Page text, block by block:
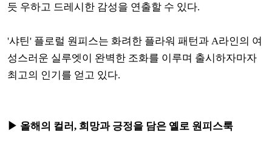
듯 우하고 드레시한 감성을 연출할 수 있다.
'샤틴' 플로럴 원피스는 화려한 플라워 패턴과 A라인의 여
성스러운 실루엣이 완벽한 조화를 이루며 출시하자마자
최고의 인기를 얻고 있다.
▶ 올해의 컬러, 희망과 긍정을 담은 옐로 원피스룩